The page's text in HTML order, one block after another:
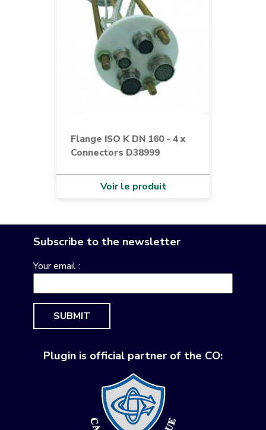
Flange ISO K DN 160 - 4 x
Connectors D38999
Voir le produit
Subscribe to the newsletter
Your email :
SUBMIT
Plugin is official partner of the CO: